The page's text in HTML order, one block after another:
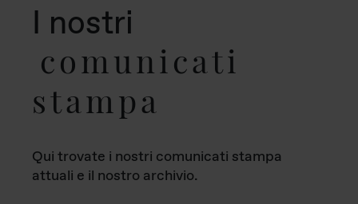
I nostri
comunicati
stampa
Qui trovate i nostri comunicati stampa
attuali e il nostro archivio.